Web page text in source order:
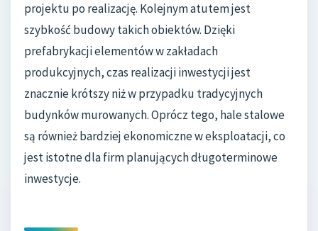
projektu po realizację. Kolejnym atutem jest
szybkość budowy takich obiektów. Dzięki
prefabrykacji elementów w zakładach
produkcyjnych, czas realizacji inwestycji jest
znacznie krótszy niż w przypadku tradycyjnych
budynków murowanych. Oprócz tego, hale stalowe
są również bardziej ekonomiczne w eksploatacji, co
jest istotne dla firm planujących długoterminowe
inwestycje.